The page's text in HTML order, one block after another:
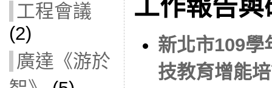
工程會議
(2)
廣達《游於
工作報告
新北市109學
技教育增能